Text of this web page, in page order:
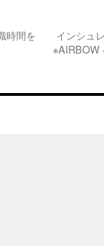
時間を
インシュ
※AIRBOW